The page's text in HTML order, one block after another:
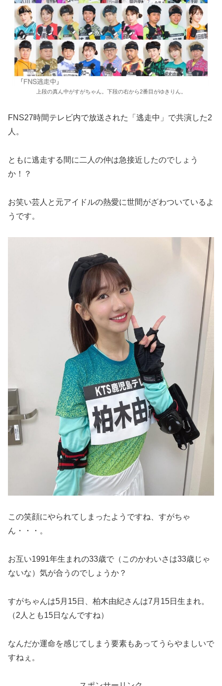
上段の真ん中がすがちゃん。下段の右から2番目がゆきりん。
FNS27時間テレビ内で放送された「逃走中」で共演した2
人。
ともに逃走する間に二人の仲は急接近したのでしょう
か！？
お笑い芸人と元アイドルの熱愛に世間がざわついているよ
うです。
この笑顔にやられてしまったようですね、すがちゃ
ん・・・。
お互い1991年生まれの33歳で（このかわいさは33歳じゃ
ないな）気が合うのでしょうか？
すがちゃんは5月15日、柏木由紀さんは7月15日生まれ。
（2人とも15日なんですね）
なんだか運命を感じてしまう要素もあってうらやましいで
すねぇ。